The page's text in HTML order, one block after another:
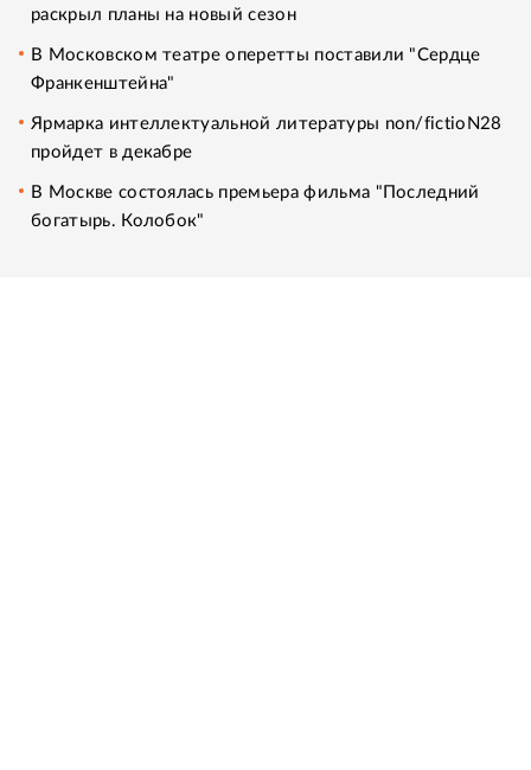
раскрыл планы на новый сезон
В Московском театре оперетты поставили "Сердце
Франкенштейна"
Ярмарка интеллектуальной литературы non/fictioN28
пройдет в декабре
В Москве состоялась премьера фильма "Последний
богатырь. Колобок"